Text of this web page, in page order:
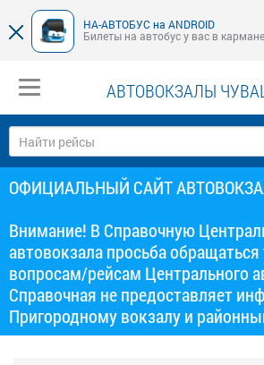
НА-АВТОБУС на ANDROID
Билеты на автобус у вас в кармане
АВТОВОКЗАЛЫ
ОФИЦИАЛЬНЫЙ САЙТ
Внимание! В Справочную
автовокзала просьба обращаться
вопросам/рейсам Центрального
Справочная не предоставляет
Пригородному вокзалу и